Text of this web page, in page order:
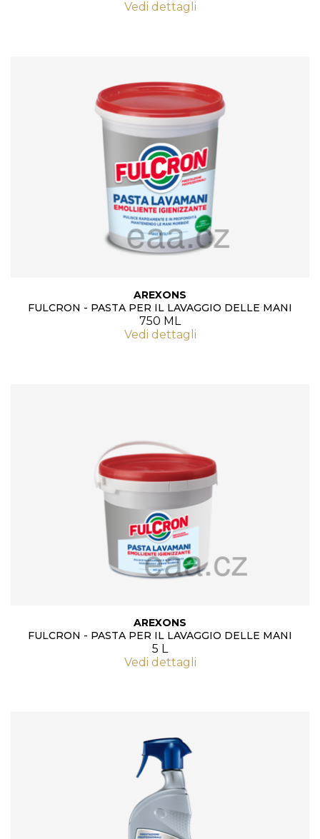
Vedi dettagli
AREXONS
FULCRON - PASTA PER IL LAVAGGIO DELLE MANI
750 ML
Vedi dettagli
AREXONS
FULCRON - PASTA PER IL LAVAGGIO DELLE MANI
5 L
Vedi dettagli